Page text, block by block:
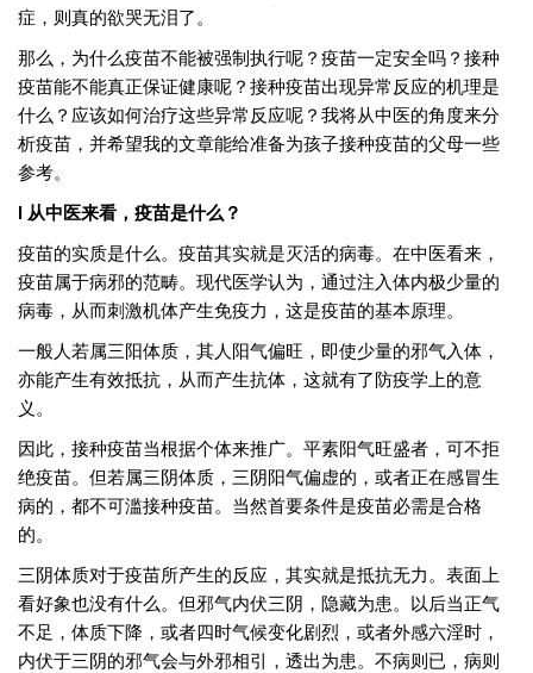
症，则真的欲哭无泪了。
那么，为什么疫苗不能被强制执行呢？疫苗一定安全吗？接种
疫苗能不能真正保证健康呢？接种疫苗出现异常反应的机理是
什么？应该如何治疗这些异常反应呢？我将从中医的角度来分
析疫苗，并希望我的文章能给准备为孩子接种疫苗的父母一些
参考。
l 从中医来看，疫苗是什么？
疫苗的实质是什么。疫苗其实就是灭活的病毒。在中医看来，
疫苗属于病邪的范畴。现代医学认为，通过注入体内极少量的
病毒，从而刺激机体产生免疫力，这是疫苗的基本原理。
一般人若属三阳体质，其人阳气偏旺，即使少量的邪气入体，
亦能产生有效抵抗，从而产生抗体，这就有了防疫学上的意
义。
因此，接种疫苗当根据个体来推广。平素阳气旺盛者，可不拒
绝疫苗。但若属三阴体质，三阴阳气偏虚的，或者正在感冒生
病的，都不可滥接种疫苗。当然首要条件是疫苗必需是合格
的。
三阴体质对于疫苗所产生的反应，其实就是抵抗无力。表面上
看好象也没有什么。但邪气内伏三阴，隐藏为患。以后当正气
不足，体质下降，或者四时气候变化剧烈，或者外感六淫时，
内伏于三阴的邪气会与外邪相引，透出为患。不病则已，病则